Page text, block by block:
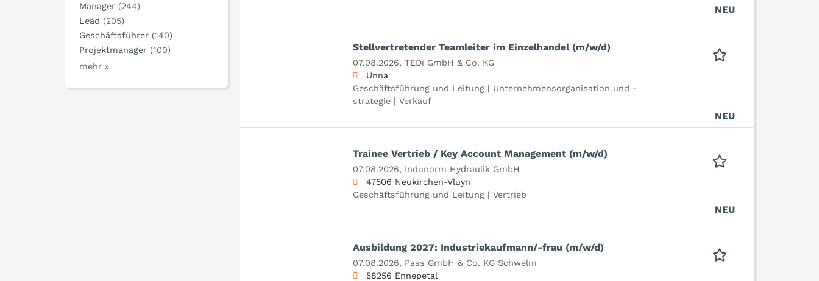
NEU
Stellvertretender Teamleiter im Einzelhandel (m/w/d)
07.08.2026, TEDi GmbH & Co. KG
Unna
Geschäftsführung und Leitung | Unternehmensorganisation und -
strategie | Verkauf
NEU
Trainee Vertrieb / Key Account Management (m/w/d)
07.08.2026, Indunorm Hydraulik GmbH
47506 Neukirchen-Vluyn
Geschäftsführung und Leitung | Vertrieb
NEU
Ausbildung 2027: Industriekaufmann/-frau (m/w/d)
07.08.2026, Pass GmbH & Co. KG Schwelm
58256 Ennepetal
Manager (244)
Lead (205)
Geschäftsführer (140)
Projektmanager (100)
mehr »